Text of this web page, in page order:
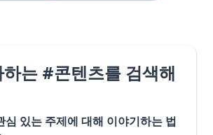
는 #콘텐츠를 검색해
심 있는 주제에 대해 이야기하는 법